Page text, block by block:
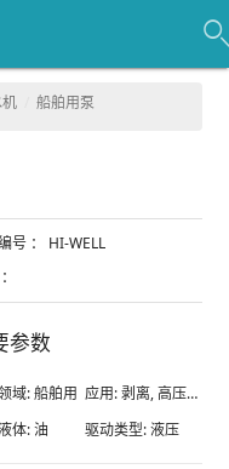
船舶用泵
号 ：
HI-WELL
参数
域:船舶用 应用:剥离, 高压清洁机用, 转运
体:油 驱动类型:液压